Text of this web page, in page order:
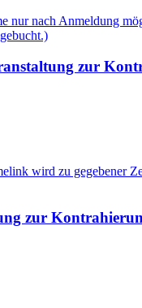
nur nach Anmeldung
zur
wird zu gegebener
zur